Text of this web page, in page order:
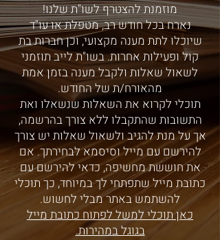
מוזמנת להצטרף לשו"ת שלנו!
נארח בכל חודש רב, מטפלת או עו"ד
שיוכלו לתת מענה מקצועי, וכן חברות בת
קול ופעילות אחרות. בשו"ת לייב תוזמני
לשאול שאלות ולקבל מענה בזמן אמת
מהאורח/ת של החודש.
תוכלי לקרוא את השאלות שנשאלו ואת
התשובות שהתקבלו ללא צורך בהרשמה,
אך על מנת להגיב ולשאול שאלות יש צורך
להירשם עם מייל וסיסמא לבחירתך. אם
את חוששת מחשיפה, כדאי להירשם עם
כתובת מייל שתפתחי לך במיוחד, כך תוכלי
להשתמש באתר מבלי לחשוש.
כאן תוכלי למשל לפתוח כתובת מייל
בגוגל במהירות.